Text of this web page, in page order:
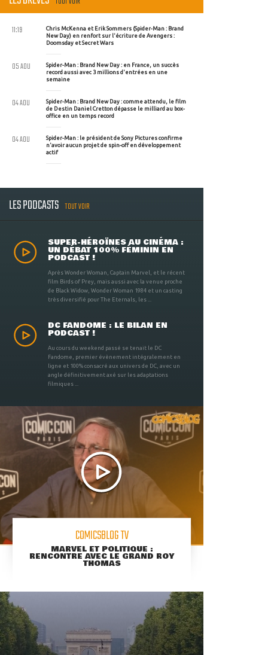
Chris McKenna et Erik Sommers (Spider-Man : Brand
New Day) en renfort sur l'écriture de Avengers :
Doomsday et Secret Wars
11:19
Spider-Man : Brand New Day : en France, un succès
record aussi avec 3 millions d'entrées en une
semaine
05 AOU
Spider-Man : Brand New Day : comme attendu, le film
de Destin Daniel Cretton dépasse le milliard au box-
office en un temps record
04 AOU
Spider-Man : le président de Sony Pictures confirme
n'avoir aucun projet de spin-off en développement
actif
04 AOU
LES PODCASTS TOUT VOIR
SUPER-HÉROÏNES AU CINÉMA :
UN DÉBAT 100% FÉMININ EN
PODCAST !
Après Wonder Woman, Captain Marvel, et le récent
film Birds of Prey, mais aussi avec la venue proche
de Black Widow, Wonder Woman 1984 et un casting
très diversifié pour The Eternals, les ...
DC FANDOME : LE BILAN EN
PODCAST !
Au cours du weekend passé se tenait le DC
Fandome, premier évènement intégralement en
ligne et 100% consacré aux univers de DC, avec un
angle définitivement axé sur les adaptations
filmiques ...
COMICSBLOG TV
MARVEL ET POLITIQUE :
RENCONTRE AVEC LE GRAND ROY
THOMAS